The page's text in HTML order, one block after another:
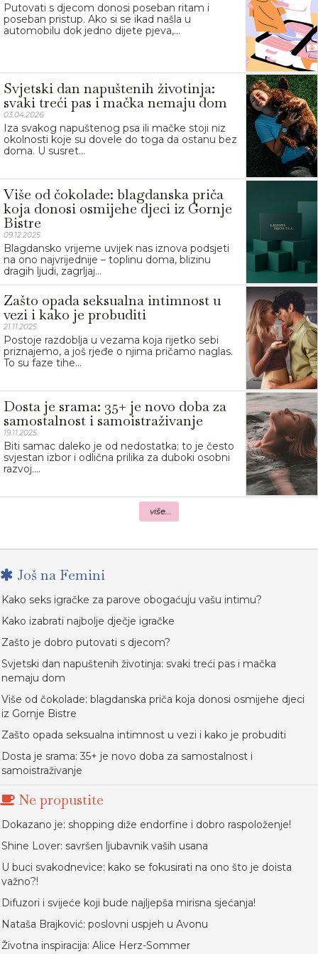
Putovati s djecom donosi poseban ritam i
poseban pristup. Ako si se ikad našla u
automobilu dok jedno dijete pjeva,...
Svjetski dan napuštenih životinja:
svaki treći pas i mačka nemaju dom
03.04.2026.
Iza svakog napuštenog psa ili mačke stoji niz
okolnosti koje su dovele do toga da ostanu bez
doma. U susret...
Više od čokolade: blagdanska priča
koja donosi osmijehe djeci iz Gornje
Bistre
09.12.2025.
Blagdansko vrijeme uvijek nas iznova podsjeti
na ono najvrijednije – toplinu doma, blizinu
dragih ljudi, zagrljaj...
Zašto opada seksualna intimnost u
vezi i kako je probuditi
21.11.2025.
Postoje razdoblja u vezama koja rijetko sebi
priznajemo, a još rjeđe o njima pričamo naglas.
To su faze tihe...
Dosta je srama: 35+ je novo doba za
samostalnost i samoistraživanje
19.11.2025.
Biti samac daleko je od nedostatka; to je često
svjestan izbor i odlična prilika za duboki osobni
razvoj....
više...
Još na Femini
Kako seks igračke za parove obogaćuju vašu intimu?
Kako izabrati najbolje dječje igračke
Zašto je dobro putovati s djecom?
Svjetski dan napuštenih životinja: svaki treći pas i mačka
nemaju dom
Više od čokolade: blagdanska priča koja donosi osmijehe djeci
iz Gornje Bistre
Zašto opada seksualna intimnost u vezi i kako je probuditi
Dosta je srama: 35+ je novo doba za samostalnost i
samoistraživanje
Ne propustite
Dokazano je: shopping diže endorfine i dobro raspoloženje!
Shine Lover: savršen ljubavnik vaših usana
U buci svakodnevice: kako se fokusirati na ono što je doista
važno?!
Difuzori i svijeće koji bude najljepša mirisna sjećanja!
Nataša Brajković: poslovni uspjeh u Avonu
Životna inspiracija: Alice Herz-Sommer